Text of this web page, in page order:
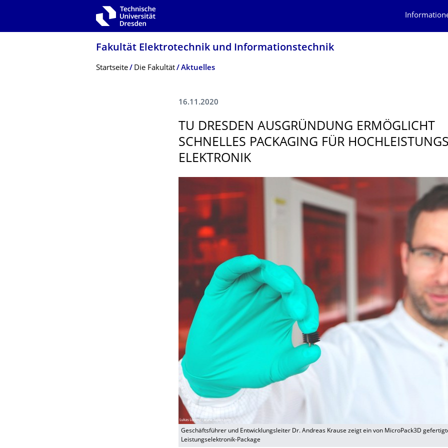
Zur Hauptnavigation springen
Fakultät Elektrotechnik und Informationstech­nik
Breadcrumb-Menü
Startseite Die Fakultät Aktuelles
16.11.2020
TU DRESDEN AUSGRÜNDUNG ERMÖGLICHT
SCHNELLES PACKAGING FÜR
ELEKTRONIK
Geschäftsführer und Entwicklungsleiter Dr. Andreas Krause zeigt ein von MicroPack3D
Leistungselektronik-Package